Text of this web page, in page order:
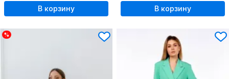
В корзину В корзину
%